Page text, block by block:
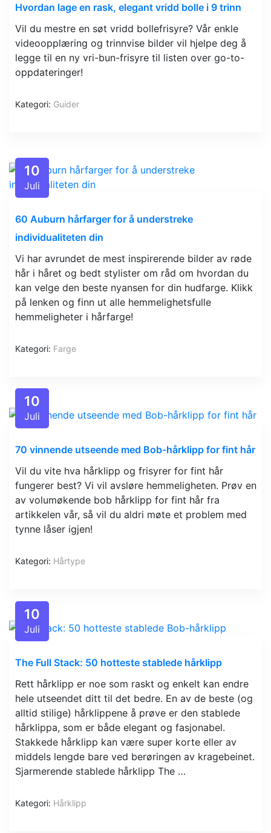
Hvordan lage en rask, elegant vridd bolle i 9 trinn
Vil du mestre en søt vridd bollefrisyre? Vår enkle
videoopplæring og trinnvise bilder vil hjelpe deg å
legge til en ny vri-bun-frisyre til listen over go-to-
oppdateringer!
Kategori: Guider
10
Juli
60 Auburn hårfarger for å understreke
individualiteten din
Vi har avrundet de mest inspirerende bilder av røde
hår i håret og bedt stylister om råd om hvordan du
kan velge den beste nyansen for din hudfarge. Klikk
på lenken og finn ut alle hemmelighetsfulle
hemmeligheter i hårfarge!
Kategori: Farge
10
Juli
70 vinnende utseende med Bob-hårklipp for fint hår
Vil du vite hva hårklipp og frisyrer for fint hår
fungerer best? Vi vil avsløre hemmeligheten. Prøv en
av volumøkende bob hårklipp for fint hår fra
artikkelen vår, så vil du aldri møte et problem med
tynne låser igjen!
Kategori: Hårtype
10
Juli
The Full Stack: 50 hotteste stablede hårklipp
Rett hårklipp er noe som raskt og enkelt kan endre
hele utseendet ditt til det bedre. En av de beste (og
alltid stilige) hårklippene å prøve er den stablede
hårklippa, som er både elegant og fasjonabel.
Stakkede hårklipp kan være super korte eller av
middels lengde bare ved berøringen av kragebeinet.
Sjarmerende stablede hårklipp The …
Kategori: Hårklipp